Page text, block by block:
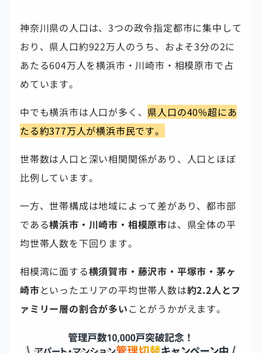
神奈川県の人口は、3つの政令指定都市に集中して
おり、県人口約922万人のうち、およそ3分の2に
あたる604万人を横浜市・川崎市・相模原市で占
めています。
中でも横浜市は人口が多く、 県人口の40%超にあ
たる約377万人が横浜市民です。
世帯数は人口と深い相関関係があり、人口とほぼ
比例しています。
一方、世帯構成は地域によって差があり、都市部
である横浜市・川崎市・相模原市は、県全体の平
均世帯人数を下回ります。
相模湾に面する横須賀市・藤沢市・平塚市・茅ヶ
崎市といったエリアの平均世帯人数は約2.2人とフ
ァミリー層の割合が多いことがうかがえます。